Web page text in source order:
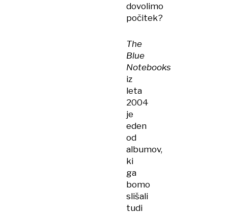
dovolimo
počitek?
The
Blue
Notebooks
iz
leta
2004
je
eden
od
albumov,
ki
ga
bomo
slišali
tudi